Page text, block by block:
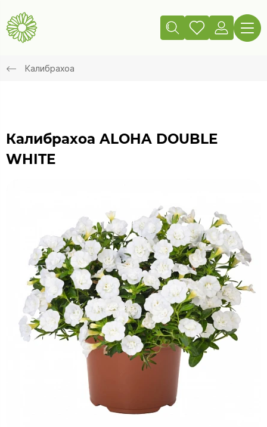
Калибрахоа
Калибрахоа ALOHA DOUBLE
WHITE